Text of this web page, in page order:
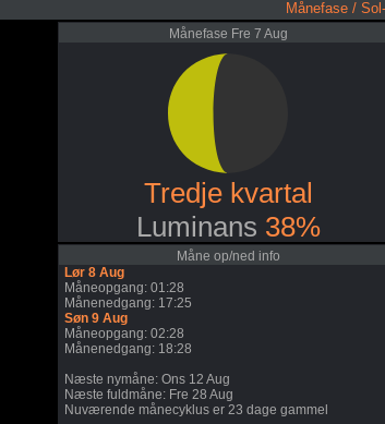
Månefase /
Månefase Fre 7 Aug
Tredje kvartal
Luminans 38%
Måne op/ned info
Lør 8 Aug
Måneopgang: 01:28
Månenedgang: 17:25
Søn 9 Aug
Måneopgang: 02:28
Månenedgang: 18:28
Næste nymåne: Ons 12 Aug
Næste fuldmåne: Fre 28 Aug
Nuværende månecyklus er 23 dage gammel